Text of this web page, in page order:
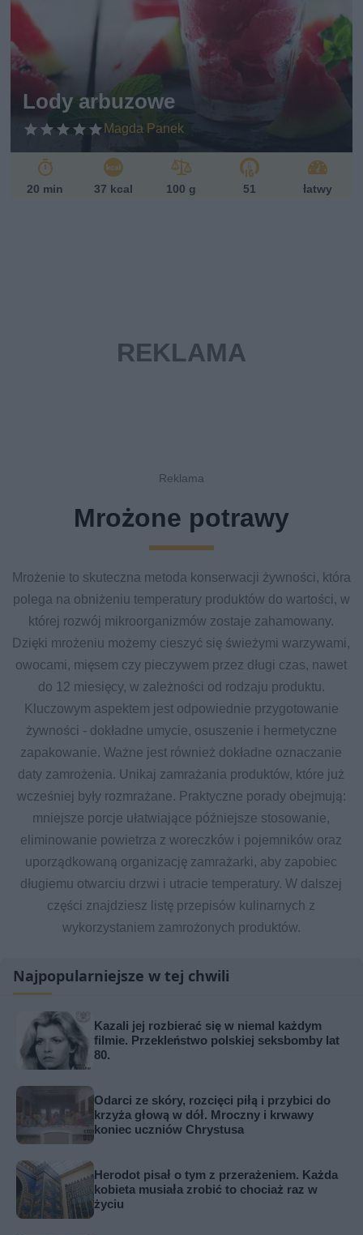
Lody arbuzowe
Magda Panek
w
eg
sk
i
20 min 37 kcal 100 g 51 łatwy
Mrożone potrawy
Mrożenie to skuteczna metoda konserwacji żywności, która
polega na obniżeniu temperatury produktów do wartości, w
której rozwój mikroorganizmów zostaje zahamowany.
Dzięki mrożeniu możemy cieszyć się świeżymi warzywami,
owocami, mięsem czy pieczywem przez długi czas, nawet
do 12 miesięcy, w zależności od rodzaju produktu.
Kluczowym aspektem jest odpowiednie przygotowanie
żywności - dokładne umycie, osuszenie i hermetyczne
zapakowanie. Ważne jest również dokładne oznaczanie
daty zamrożenia. Unikaj zamrażania produktów, które już
wcześniej były rozmrażane. Praktyczne porady obejmują:
mniejsze porcje ułatwiające późniejsze stosowanie,
eliminowanie powietrza z woreczków i pojemników oraz
uporządkowaną organizację zamrażarki, aby zapobiec
długiemu otwarciu drzwi i utracie temperatury. W dalszej
części znajdziesz listę przepisów kulinarnych z
wykorzystaniem zamrożonych produktów.
Najpopularniejsze w tej chwili
Kazali jej rozbierać się w niemal każdym
filmie. Przekleństwo polskiej seksbomby lat
80.
Odarci ze skóry, rozcięci piłą i przybici do
krzyża głową w dół. Mroczny i krwawy
koniec uczniów Chrystusa
Herodot pisał o tym z przerażeniem. Każda
kobieta musiała zrobić to chociaż raz w
życiu